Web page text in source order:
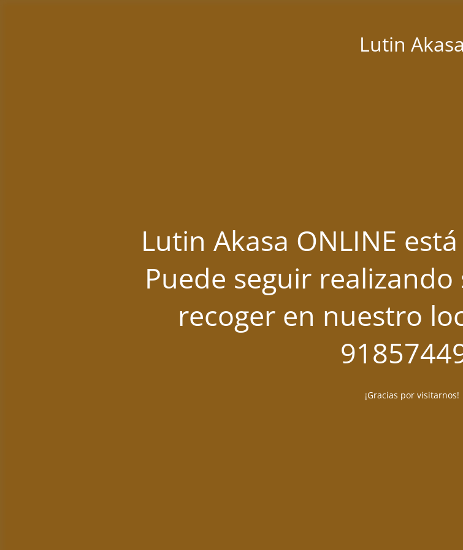
Lutin Akasa
Lutin Akasa ONLINE
Puede seguir
recoger en nuestro
¡Gracias por visitarnos!